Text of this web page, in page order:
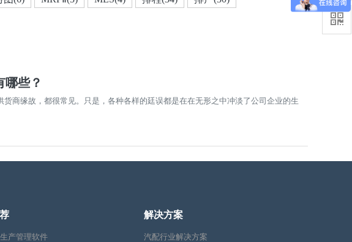
哪些？
商缘故，都很常见。只是，各种各样的廷误都是在在无形之中冲淡了公司企业的生
产管理软件
解决方案
汽配行业解决方案